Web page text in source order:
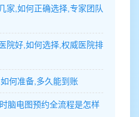
家,如何正确选择,专家团队
院好,如何选择,权威医院排
何准备,多久能到账
脑电图预约全流程是怎样